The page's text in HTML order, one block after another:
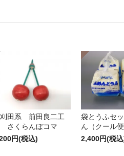
田系 前田良二工
さくらんぼコマ
円(税込)
袋とうふセ
ん（クール
2,400円(税